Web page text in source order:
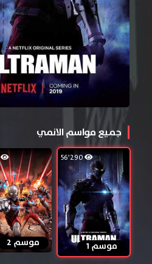
جميع مواسم الانمي
56٬290
موسم 1
8٬193
موسم 2